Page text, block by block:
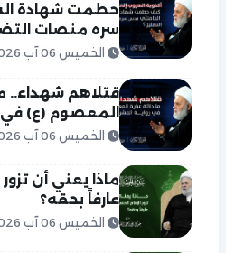
حطمت شهادة
سره منصات
الخميس 06 آب 2026
قتلاهم شهداء..
المعصوم (ع) في
الخميس 06 آب 2026
ماذا يعني أن
عارفاً بحقه؟
الخميس 06 آب 2026